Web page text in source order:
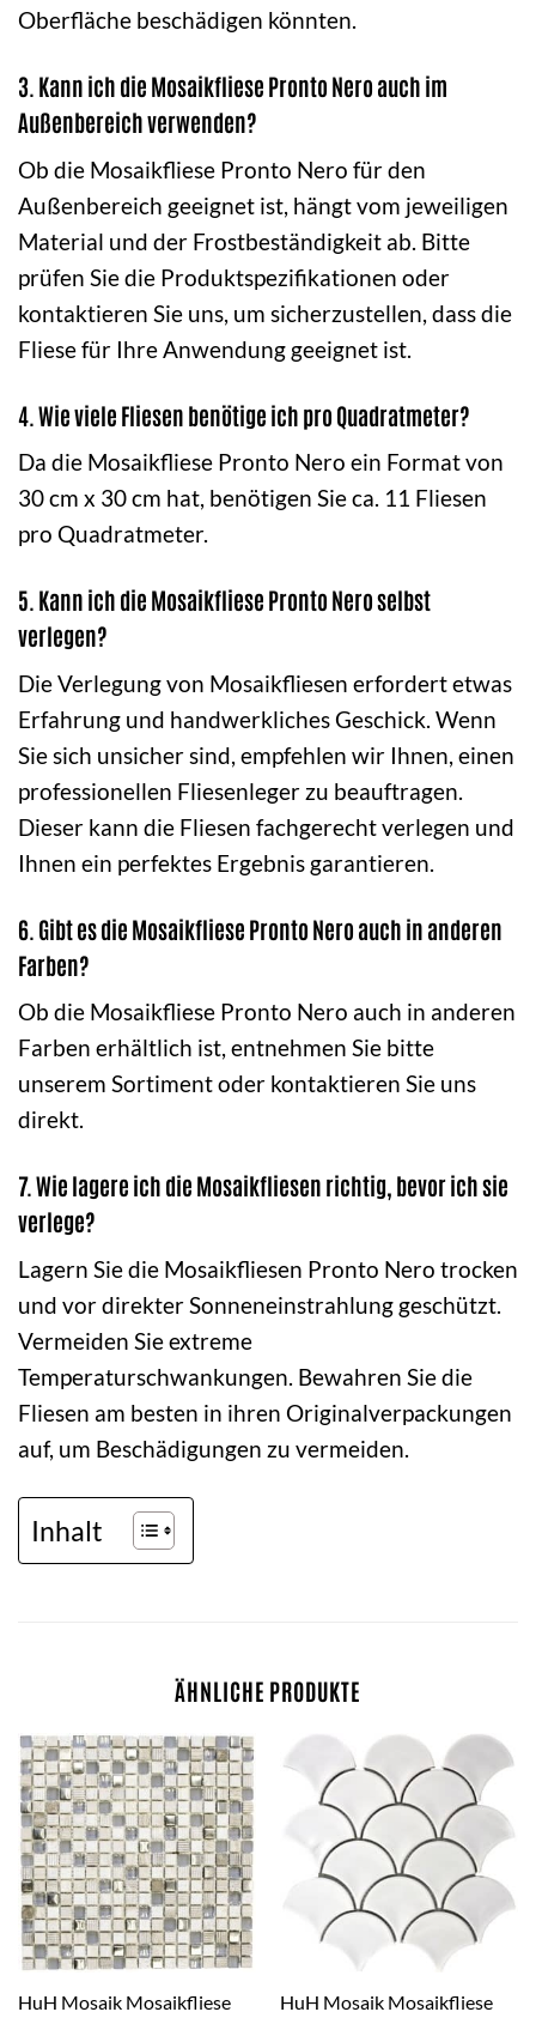
Oberfläche beschädigen könnten.
3. Kann ich die Mosaikfliese Pronto Nero auch im
Außenbereich verwenden?
Ob die Mosaikfliese Pronto Nero für den
Außenbereich geeignet ist, hängt vom jeweiligen
Material und der Frostbeständigkeit ab. Bitte
prüfen Sie die Produktspezifikationen oder
kontaktieren Sie uns, um sicherzustellen, dass die
Fliese für Ihre Anwendung geeignet ist.
4. Wie viele Fliesen benötige ich pro Quadratmeter?
Da die Mosaikfliese Pronto Nero ein Format von
30 cm x 30 cm hat, benötigen Sie ca. 11 Fliesen
pro Quadratmeter.
5. Kann ich die Mosaikfliese Pronto Nero selbst
verlegen?
Die Verlegung von Mosaikfliesen erfordert etwas
Erfahrung und handwerkliches Geschick. Wenn
Sie sich unsicher sind, empfehlen wir Ihnen, einen
professionellen Fliesenleger zu beauftragen.
Dieser kann die Fliesen fachgerecht verlegen und
Ihnen ein perfektes Ergebnis garantieren.
6. Gibt es die Mosaikfliese Pronto Nero auch in anderen
Farben?
Ob die Mosaikfliese Pronto Nero auch in anderen
Farben erhältlich ist, entnehmen Sie bitte
unserem Sortiment oder kontaktieren Sie uns
direkt.
7. Wie lagere ich die Mosaikfliesen richtig, bevor ich sie
verlege?
Lagern Sie die Mosaikfliesen Pronto Nero trocken
und vor direkter Sonneneinstrahlung geschützt.
Vermeiden Sie extreme
Temperaturschwankungen. Bewahren Sie die
Fliesen am besten in ihren Originalverpackungen
auf, um Beschädigungen zu vermeiden.
Inhalt
ÄHNLICHE PRODUKTE
HuH Mosaik Mosaikfliese
HuH Mosaik Mosaikfliese